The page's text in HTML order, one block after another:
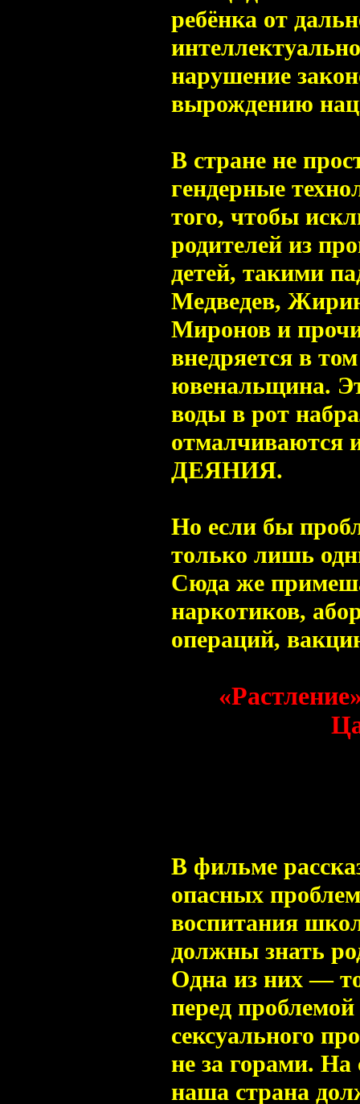
ребёнка от
нарушение
вырождению
В стране не
гендерные
того, чтобы
родителей из
детей, такими
Медведев,
Миронов и
внедряется в
ювенальщина.
воды в рот
ДЕЯНИЯ.
Но если бы
только лишь
Сюда же
наркотиков,
операций,
В фильме
опасных
воспитания
должны знать
Одна из них —
перед проблемой
сексуального
не за горами.
наша страна